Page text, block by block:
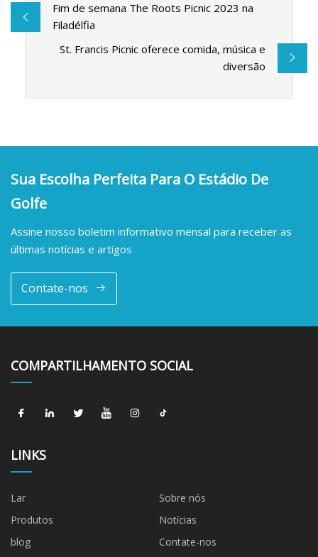
Fim de semana The Roots Picnic 2023 na
Filadélfia
St. Francis Picnic oferece comida, música e
diversão
Sua Escolha Perfeita Para O Estádio De
Golfe
Assine nosso boletim informativo mensal para receber as
últimas notícias e artigos
Contate-nos
COMPARTILHAMENTO SOCIAL
LINKS
Lar
Sobre nós
Produtos
Notícias
blog
Contate-nos